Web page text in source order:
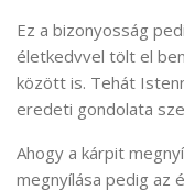
Ez a bizonyosság
életkedvvel tölt el
között is. Tehát
eredeti gondolata
Ahogy a kárpit
megnyílása pedig az